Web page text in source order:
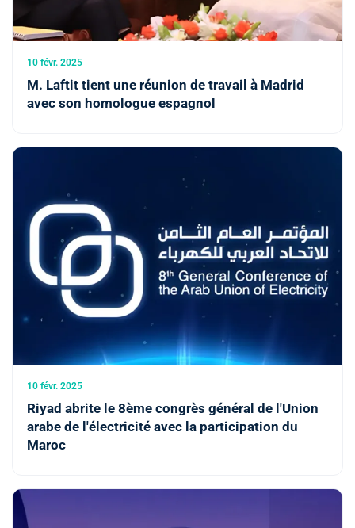
10 févr. 2025
M. Laftit tient une réunion de travail à Madrid
avec son homologue espagnol
10 févr. 2025
Riyad abrite le 8ème congrès général de l'Union
arabe de l'électricité avec la participation du
Maroc